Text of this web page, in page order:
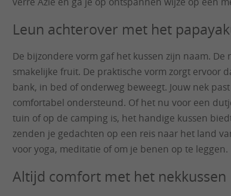
Leun achterover met het
De bijzondere vorm gaf het kussen zijn naam.
smakelijke fruit. De praktische vorm zorgt ervoor
bank, in bed of onderweg beweegt. Jouw nek
comfortabel ondersteund. Of het nu voor een
tuin of op de camping is, het handige kussen
zenden je gedachten op een reis naar het land
voor yoga, meditatie of om je benen op te leggen.
Altijd comfort met het nekkussen